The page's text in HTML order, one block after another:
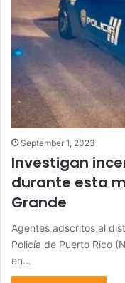
September 1, 2023
Investigan
durante esta
Grande
Agentes adscritos al
Policía de Puerto Rico
en…